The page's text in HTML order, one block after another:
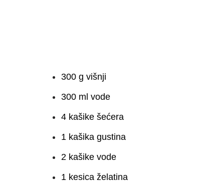
300 g višnji
300 ml vode
4 kašike šećera
1 kašika gustina
2 kašike vode
1 kesica želatina